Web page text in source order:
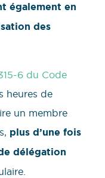
également en
des
6 du Code
heures de
un membre
plus d’une fois
délégation